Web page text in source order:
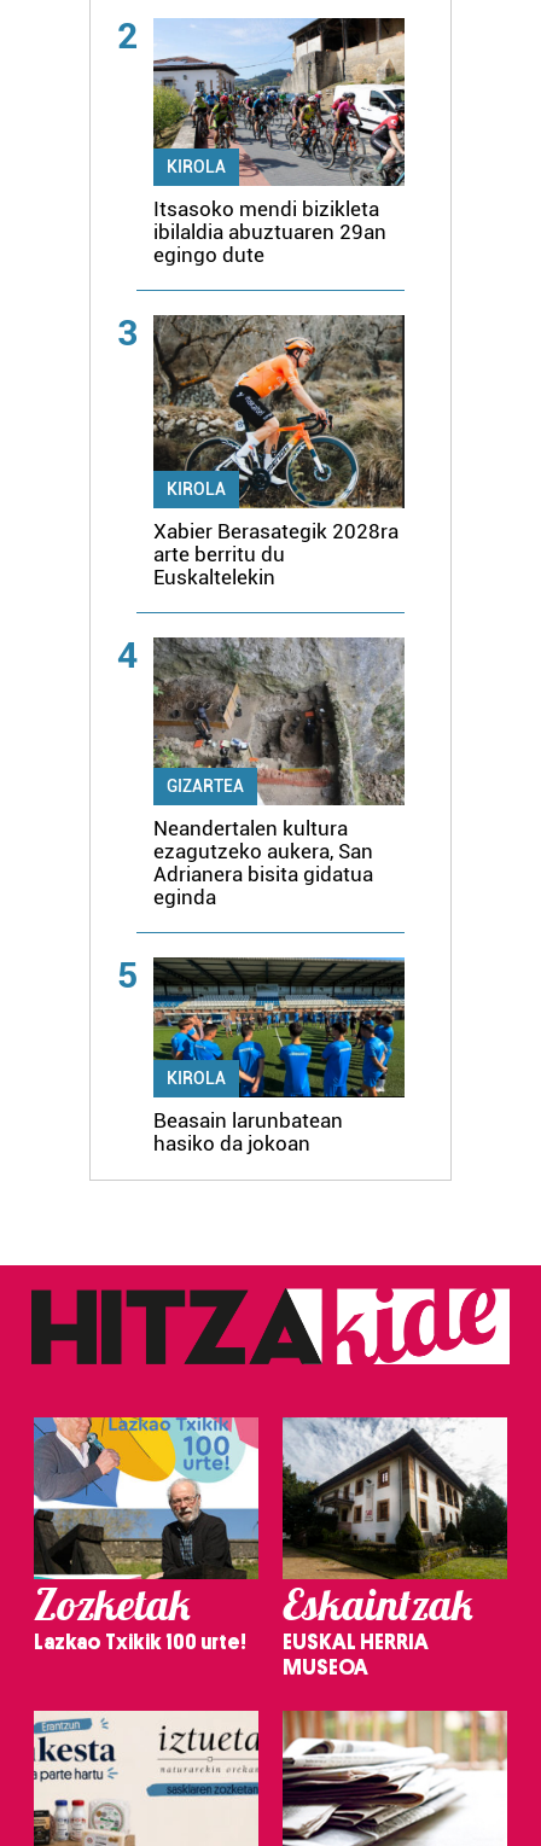
2
KIROLA
Itsasoko mendi bizikleta
ibilaldia abuztuaren 29an
egingo dute
3
KIROLA
Xabier Berasategik 2028ra
arte berritu du
Euskaltelekin
4
GIZARTEA
Neandertalen kultura
ezagutzeko aukera, San
Adrianera bisita gidatua
eginda
5
KIROLA
Beasain larunbatean
hasiko da jokoan
Zozketak
Lazkao Txikik 100 urte!
Eskaintzak
EUSKAL HERRIA
MUSEOA